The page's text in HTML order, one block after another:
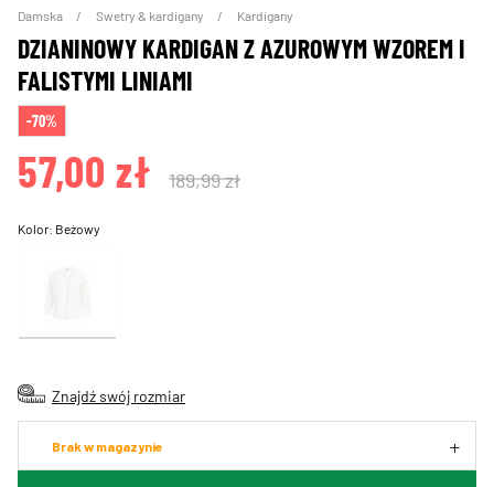
Damska Swetry & kardigany Kardigany
DZIANINOWY KARDIGAN Z AZUROWYM WZOREM I
FALISTYMI LINIAMI
-70%
57,00 zł 189,99 zł
Kolor: Beżowy
Znajdź swój rozmiar
Brak w magazynie